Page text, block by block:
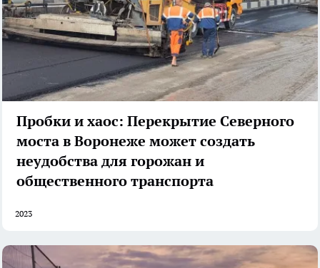
Пробки и хаос: Перекрытие Северного
моста в Воронеже может создать
неудобства для горожан и
общественного транспорта
2023